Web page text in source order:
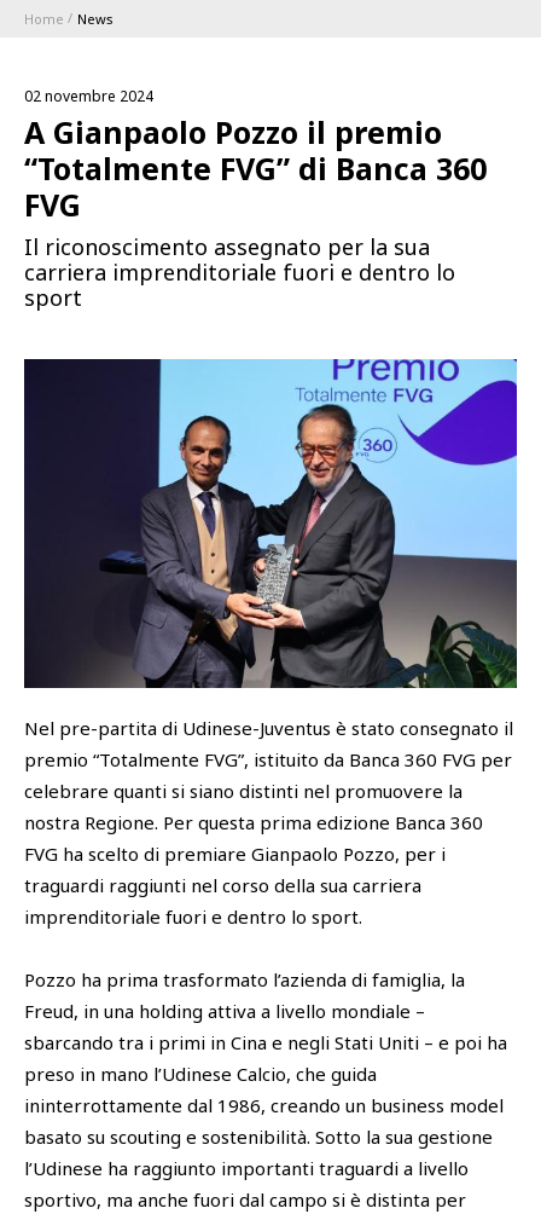
1896 MEMBERSHIP PROGRAM
STAGIONE
Serie A
CLUB
Academy
Cattedra Universidad Europea
Esports
MEETING CENTER
SPONSOR
SQUADRE
SHOP
PHOTOGALLERY
Home News
02 novembre 2024
A Gianpaolo Pozzo il premio
“Totalmente FVG” di Banca 360
FVG
Il riconoscimento assegnato per la sua
carriera imprenditoriale fuori e dentro lo
sport
Nel pre-partita di Udinese-Juventus è stato consegnato il
premio “Totalmente FVG”, istituito da Banca 360 FVG per
celebrare quanti si siano distinti nel promuovere la
nostra Regione. Per questa prima edizione Banca 360
FVG ha scelto di premiare Gianpaolo Pozzo, per i
traguardi raggiunti nel corso della sua carriera
imprenditoriale fuori e dentro lo sport.
Pozzo ha prima trasformato l’azienda di famiglia, la
Freud, in una holding attiva a livello mondiale –
sbarcando tra i primi in Cina e negli Stati Uniti – e poi ha
preso in mano l’Udinese Calcio, che guida
ininterrottamente dal 1986, creando un business model
basato su scouting e sostenibilità. Sotto la sua gestione
l’Udinese ha raggiunto importanti traguardi a livello
sportivo, ma anche fuori dal campo si è distinta per